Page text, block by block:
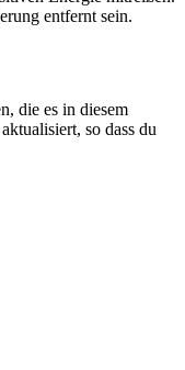
entfernt sein.
die es in diesem
so dass du